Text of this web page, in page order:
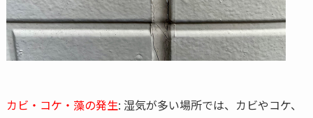
カビ・コケ・藻の発生: 湿気が多い場所では、カビやコケ、